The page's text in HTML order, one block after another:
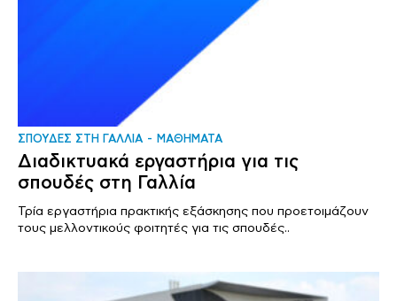
ΣΠΟΥΔΕΣ ΣΤΗ ΓΑΛΛΙΑ ΜΑΘΗΜΑΤΑ
Διαδικτυακά εργαστήρια για τις
σπουδές στη Γαλλία
Τρία εργαστήρια πρακτικής εξάσκησης που προετοιμάζουν
τους μελλοντικούς φοιτητές για τις σπουδές..